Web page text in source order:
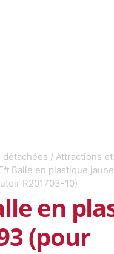
détachées / Attractions
Balle en plastique
R201703-10)
en
(pour